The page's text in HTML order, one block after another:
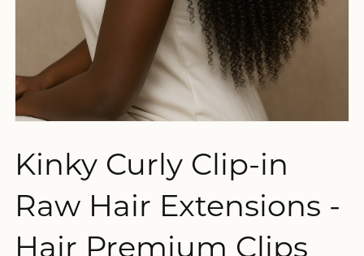
Kinky Curly Clip-in
Raw Hair Extensions -
Hair Premium Clips